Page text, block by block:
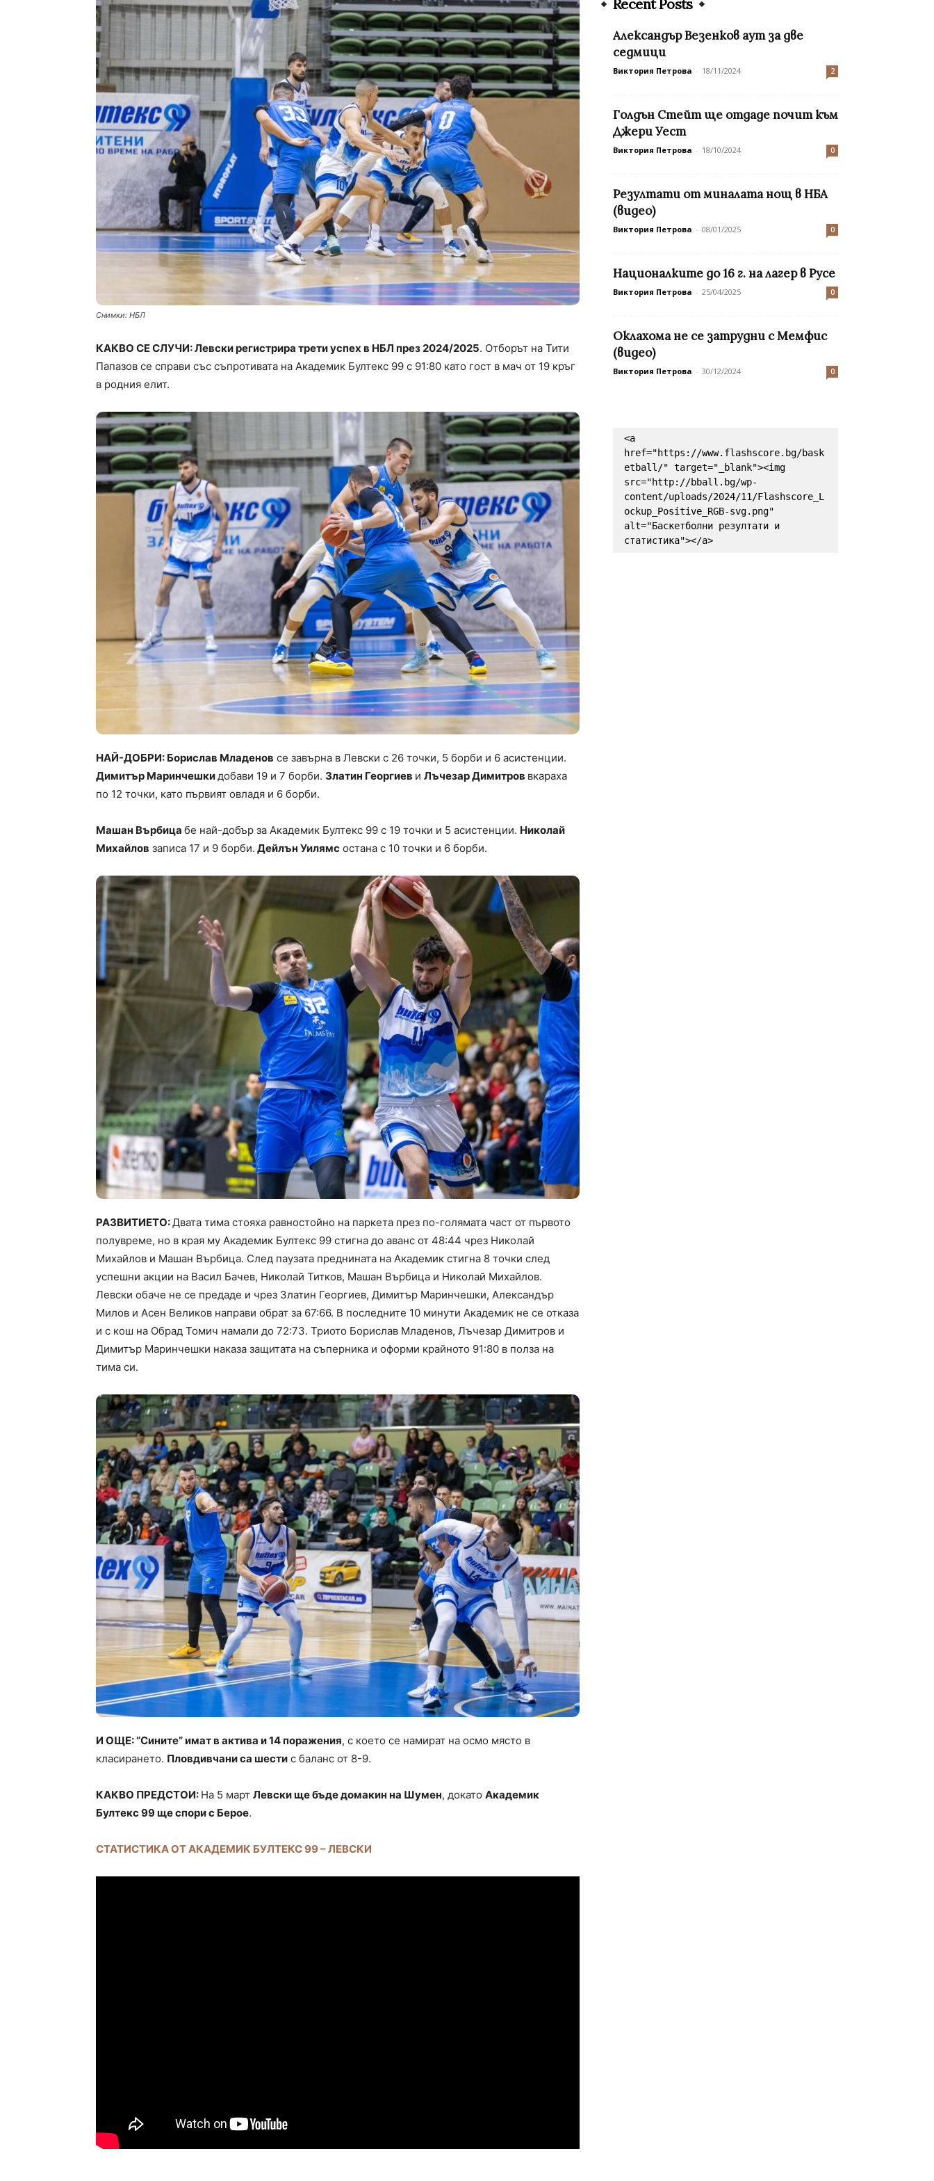
Снимки: НБЛ
КАКВО СЕ СЛУЧИ: Левски регистрира трети успех в НБЛ през 2024/2025. Отборът на Тити
Папазов се справи със съпротивата на Академик Бултекс 99 с 91:80 като гост в мач от 19 кръг
в родния елит.
НАЙ-ДОБРИ: Борислав Младенов се завърна в Левски с 26 точки, 5 борби и 6 асистенции.
Димитър Маринчешкидобави 19 и 7 борби. Златин Георгиев и Лъчезар Димитров вкараха
по 12 точки, като първият овладя и 6 борби.
Машан Върбица бе най-добър за Академик Бултекс 99 с 19 точки и 5 асистенции. Николай
Михайлов записа 17 и 9 борби. Дейлън Уилямс остана с 10 точки и 6 борби.
РАЗВИТИЕТО: Двата тима стояха равностойно на паркета през по-голямата част от първото
полувреме, но в края му Академик Бултекс 99 стигна до аванс от 48:44 чрез Николай
Михайлов и Машан Върбица. След паузата преднината на Академик стигна 8 точки след
успешни акции на Васил Бачев, Николай Титков, Машан Върбица и Николай Михайлов.
Левски обаче не се предаде и чрез Златин Георгиев, Димитър Маринчешки, Александър
Милов и Асен Великов направи обрат за 67:66. В последните 10 минути Академик не се отказа
и с кош на Обрад Томич намали до 72:73. Триото Борислав Младенов, Лъчезар Димитров и
Димитър Маринчешки наказа защитата на съперника и оформи крайното 91:80 в полза на
тима си.
И ОЩЕ: “Сините” имат в актива и 14 поражения, с което се намират на осмо място в
класирането. Пловдивчани са шести с баланс от 8-9.
КАКВО ПРЕДСТОИ: На 5 март Левски ще бъде домакин на Шумен, докато Академик
Бултекс 99 ще спори с Берое.
СТАТИСТИКА ОТ АКАДЕМИК БУЛТЕКС 99 – ЛЕВСКИ
Recent Posts
Александър Везенков аут за двe
седмици
Виктория Петрова - 18/11/2024 2
Голдън Стейт ще отдаде почит към
Джери Уест
Виктория Петрова - 18/10/2024 0
Резултати от миналата нощ в НБА
(видео)
Виктория Петрова - 08/01/2025 0
Националките до 16 г. на лагер в Русе
Виктория Петрова - 25/04/2025 0
Оклахома не се затрудни с Мемфис
(видео)
Виктория Петрова - 30/12/2024 0
<a
href="https://www.flashscore.bg/bask
etball/" target="_blank"><img
src="http://bball.bg/wp-
content/uploads/2024/11/Flashscore_L
ockup_Positive_RGB-svg.png"
alt="Баскетболни резултати и
статистика"></a>